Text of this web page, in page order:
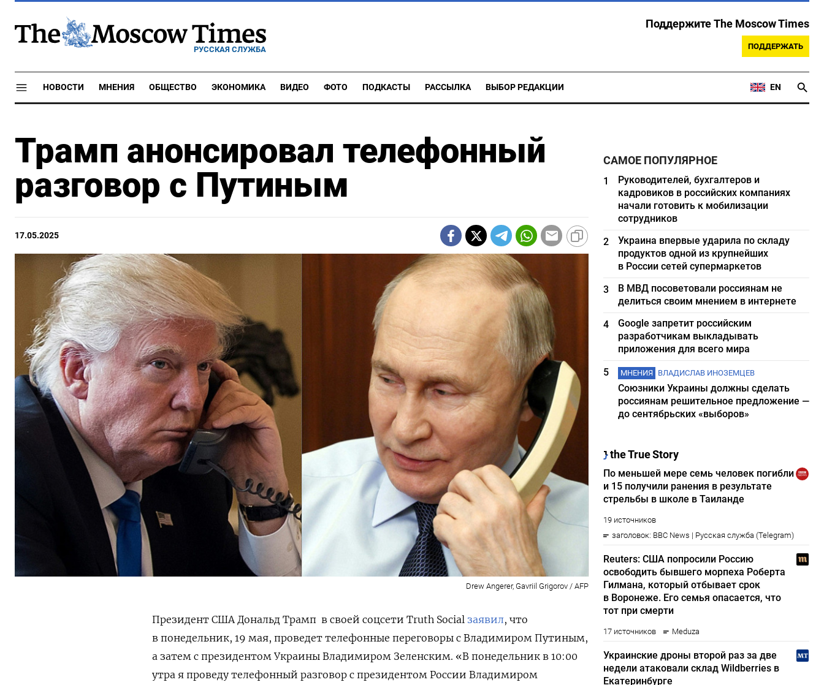
РУССКАЯ СЛУЖБА
Поддержите The Moscow Times
ПОДДЕРЖАТЬ
НОВОСТИ МНЕНИЯ ОБЩЕСТВО ЭКОНОМИКА ВИДЕО ФОТО ПОДКАСТЫ РАССЫЛКА ВЫБОР РЕДАКЦИИ EN
Трамп анонсировал телефонный
разговор с Путиным
17.05.2025
Drew Angerer, Gavriil Grigorov / AFP
Президент США Дональд Трамп в своей соцсети Truth Social заявил, что
в понедельник, 19 мая, проведет телефонные переговоры с Владимиром Путиным,
а затем с президентом Украины Владимиром Зеленским. «В понедельник в 10:00
утра я проведу телефонный разговор с президентом России Владимиром
САМОЕ ПОПУЛЯРНОЕ
1
Руководителей, бухгалтеров и
кадровиков в российских компаниях
начали готовить к мобилизации
сотрудников
2
Украина впервые ударила по складу
продуктов одной из крупнейших
в России сетей супермаркетов
3
В МВД посоветовали россиянам не
делиться своим мнением в интернете
4
Google запретит российским
разработчикам выкладывать
приложения для всего мира
5
МНЕНИЯ ВЛАДИСЛАВ ИНОЗЕМЦЕВ
Союзники Украины должны сделать
россиянам решительное предложение —
до сентябрьских «выборов»